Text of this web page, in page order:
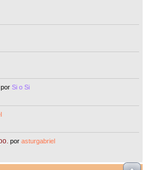
porSi o Si
porasturgabriel